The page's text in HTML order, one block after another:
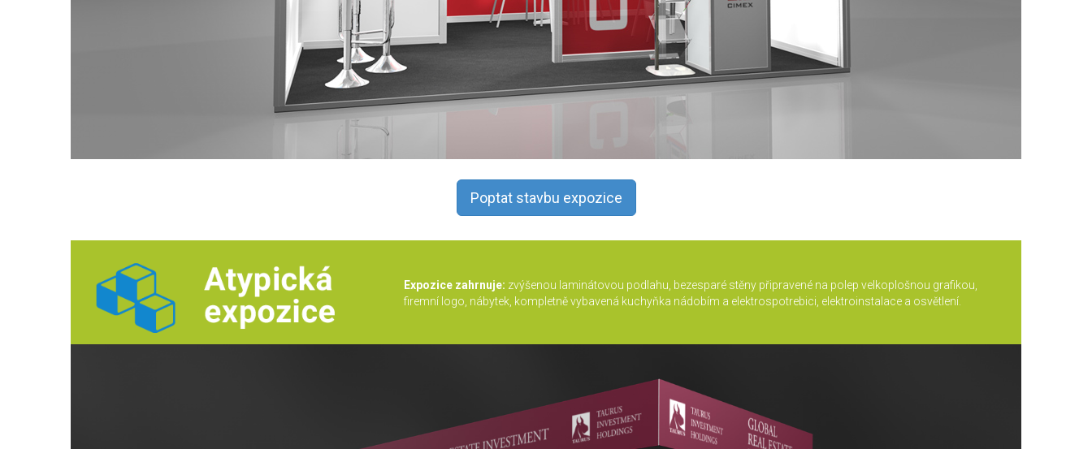
Poptat stavbu expozice
Expozice zahrnuje: zvýšenou laminátovou podlahu, bezesparé stěny připravené na polep velkoplošnou grafikou,
firemní logo, nábytek, kompletně vybavená kuchyňka nádobím a elektrospotrebici, elektroinstalace a osvětlení.